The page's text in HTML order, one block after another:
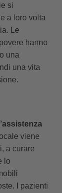
si
a loro volta
Le
hanno
una
una vita
viene
a curare
lo
I pazienti